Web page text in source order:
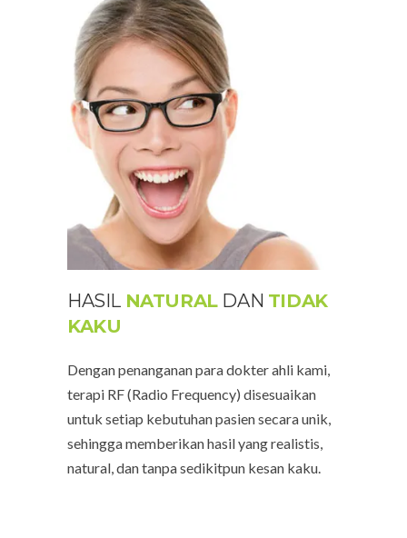
HASIL NATURALDAN TIDAK
KAKU
Dengan penanganan para dokter ahli kami,
terapi RF (Radio Frequency) disesuaikan
untuk setiap kebutuhan pasien secara unik,
sehingga memberikan hasil yang realistis,
natural, dan tanpa sedikitpun kesan kaku.